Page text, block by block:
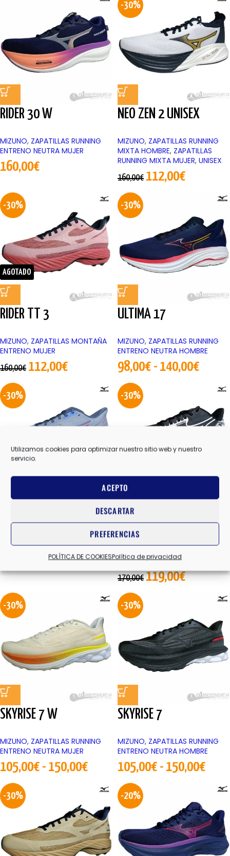
Utilizamos cookies para optimizar nuestro sitio web y nuestro
servicio.
ACEPTO
DESCARTAR
PREFERENCIAS
POLÍTICA DE COOKIESPolítica de privacidad
RIDER 30 W
MIZUNO, ZAPATILLAS RUNNING
ENTRENO NEUTRA MUJER
160,00€
-30%
NEO ZEN 2 UNISEX
MIZUNO, ZAPATILLAS RUNNING
MIXTA HOMBRE, ZAPATILLAS
RUNNING MIXTA MUJER, UNISEX
160,00€ 112,00€
-30%
AGOTADO
RIDER TT 3
MIZUNO, ZAPATILLAS MONTAÑA
ENTRENO MUJER
160,00€ 112,00€
-30%
ULTIMA 17
MIZUNO, ZAPATILLAS RUNNING
ENTRENO NEUTRA HOMBRE
98,00€ - 140,00€
-30%
AGOTADO
ZAPATILLAS RUNNING
ENTRENO NEUTRA MUJER
98,00€
-30%
RIDER 29 UNISEX
MIZUNO
ZAPATILLAS RUNNING ENTRENO
NEUTRA MUJER
170,00€ 119,00€
-30%
SKYRISE 7 W
MIZUNO, ZAPATILLAS RUNNING
ENTRENO NEUTRA MUJER
105,00€ - 150,00€
-30%
SKYRISE 7
MIZUNO, ZAPATILLAS RUNNING
ENTRENO NEUTRA HOMBRE
105,00€ - 150,00€
-30% -20%